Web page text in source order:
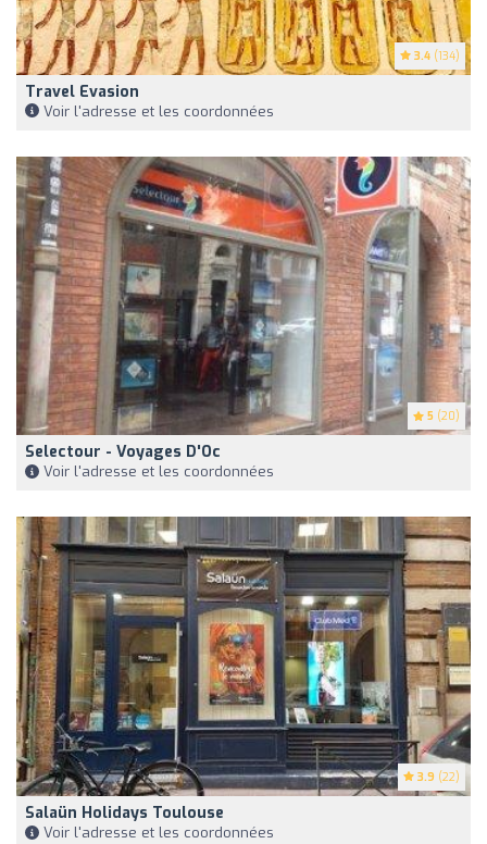
3.4 (134)
Travel Evasion
Voir l'adresse et les coordonnées
5 (20)
Selectour - Voyages D'Oc
Voir l'adresse et les coordonnées
3.9 (22)
Salaün Holidays Toulouse
Voir l'adresse et les coordonnées